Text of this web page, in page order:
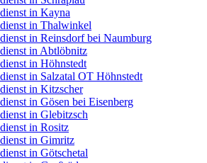
in Kayna
in Thalwinkel
in Reinsdorf bei Naumburg
in Abtlöbnitz
in Höhnstedt
in Salzatal OT Höhnstedt
in Kitzscher
in Gösen bei Eisenberg
in Glebitzsch
in Rositz
in Gimritz
in Götschetal